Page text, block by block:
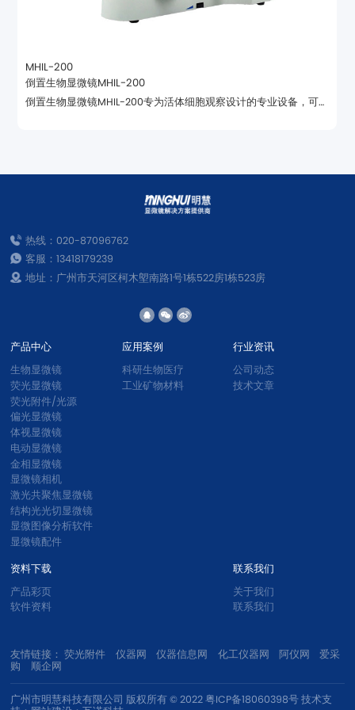
MHIL-200
倒置生物显微镜MHIL-200
热线：020-87096762
客服：13418179239
地址：广州市天河区柯木塱南路1号1栋522房1栋523房
产品中心
生物显微镜
荧光显微镜
荧光附件/光源
偏光显微镜
体视显微镜
电动显微镜
金相显微镜
显微镜相机
激光共聚焦显微镜
结构光光切显微镜
显微图像分析软件
显微镜配件
应用案例
科研生物医疗
工业矿物材料
行业资讯
公司动态
技术文章
资料下载
产品彩页
软件资料
联系我们
关于我们
联系我们
友情链接：荧光附件 仪器网 仪器信息网 化工仪器网
阿仪网
购
顺企网
广州市明慧科技有限公司 版权所有 © 2022粤ICP备18060398号